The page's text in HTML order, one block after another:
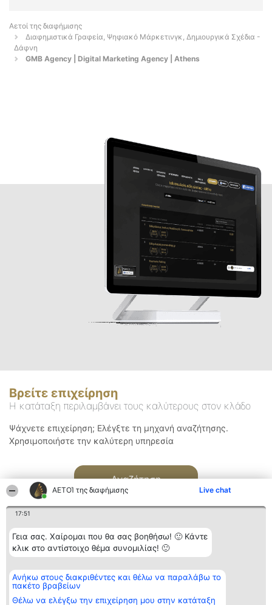
ΑΕΤΟΊ της διαφήμισης Live chat
17:51
Γεια σας. Χαίρομαι που θα σας βοηθήσω! 🙂 Κάντε
κλικ στο αντίστοιχο θέμα συνομιλίας! 🙂
Ανήκω στους διακριθέντες και θέλω να παραλάβω το
πακέτο βραβείων
Θέλω να ελέγξω την επιχείρηση μου στην κατάταξη
Αετοί της διαφήμισης
Διαφημιστικά Γραφεία, Ψηφιακό Μάρκετινγκ, Δημιουργικά Σχέδια -
Δάφνη
GMB Agency | Digital Marketing Agency | Athens
Βρείτε επιχείρηση
Η κατάταξη περιλαμβάνει τους καλύτερους στον κλάδο
Ψάχνετε επιχείρηση; Ελέγξτε τη μηχανή αναζήτησης.
Χρησιμοποιήστε την καλύτερη υπηρεσία
Αναζήτηση
Διοργανωτής της
κατάταξης
BEAUTIFUL COMPANY
Κατάταξη
Διακριθέντες
των
Επικοινωνία
Επικοινωνία